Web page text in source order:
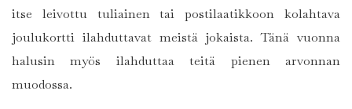
itse leivottu tuliainen tai postilaatikkoon kolahtava
joulukortti ilahduttavat meistä jokaista. Tänä vuonna
halusin myös ilahduttaa teitä pienen arvonnan
muodossa.